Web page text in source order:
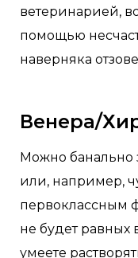
ветеринарией,
помощью
наверняка
Венера/
Можно банально
или, например,
первоклассным
не будет равных
умеете